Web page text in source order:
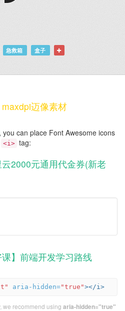
急救箱 盒子
maxdpi迈像素材
, you can place Font Awesome icons
<i> tag:
2000元通用代金券(新老
课】前端开发学习路线
aria-hidden="true"></i>
we recommend using aria-hidden="true"